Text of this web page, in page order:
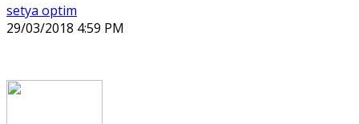
setya optim
29/03/2018 4:59 PM